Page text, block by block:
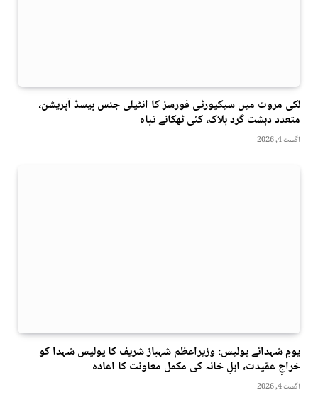
لکی مروت میں سیکیورٹی فورسز کا انٹیلی جنس بیسڈ آپریشن،
متعدد دہشت گرد ہلاک، کئی ٹھکانے تباہ
اگست 4, 2026
یومِ شہدائے پولیس: وزیراعظم شہباز شریف کا پولیس شہدا کو
خراجِ عقیدت، اہلِ خانہ کی مکمل معاونت کا اعادہ
اگست 4, 2026